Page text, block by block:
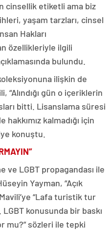
cinsellik etiketli ama biz
yaşam tarzları, cinsel
Hakları
özellikleriyle ilgili
bulundu.
ilişkin de
“Alındığı gün o içeriklerin
bitti. Lisanslama süresi
kalmadığı için
konuştu.
ve LGBT propagandası ile
Yayman, “Açık
“Lafa turistik tur
konusunda bir baskı
mu?” sözleri ile tepki